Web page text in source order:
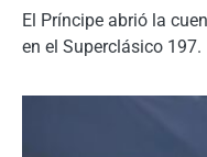
El Príncipe abrió la
en el Superclásico 197.